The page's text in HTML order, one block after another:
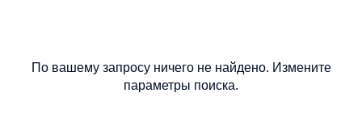
По вашему запросу ничего не найдено. Измените
параметры поиска.